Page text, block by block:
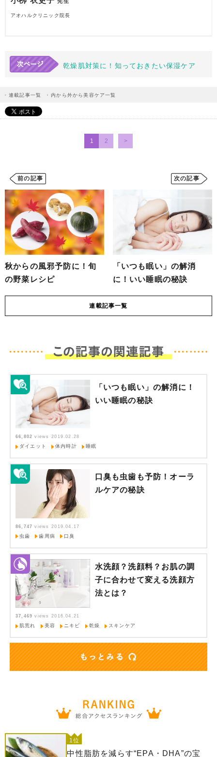
アオハルクリニック院長
乾燥肌対策に！知っておきたい保湿ケア
連載記事一覧 内から外から美容ケア一覧
1 2
前の記事
秋からの風邪予防に！旬
の野菜レシピ
次の記事
「いつも眠い」の解消
に！いい睡眠の秘訣
連載記事一覧
「いつも眠い」の解消に！
いい睡眠の秘訣
66,802 views
2019.02.28
ダイエット
体内時計 睡眠
口臭も虫歯も予防！オーラ
ルケアの秘訣
86,747 views
2019.04.17
虫歯
歯周病 口臭
水洗顔？洗顔料？お肌の調
子に合わせて変える洗顔方
法とは？
37,469 views
2016.04.21
肌荒れ
美容 ニキビ 乾燥 スキンケア
1位
中性脂肪を減らす“EPA・DHA”の宝